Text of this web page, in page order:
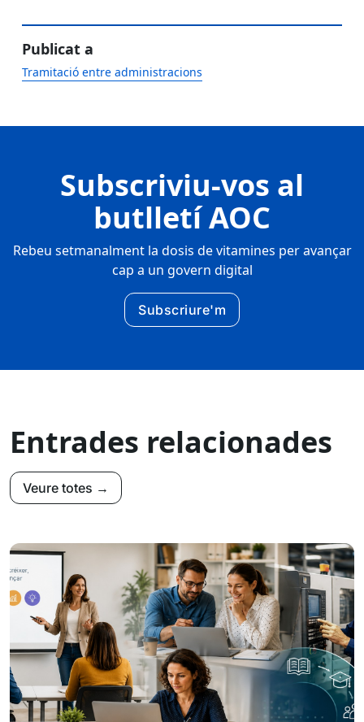
Publicat a
Tramitació entre administracions
Subscriviu-vos al
butlletí AOC
Rebeu setmanalment la dosis de vitamines per avançar
cap a un govern digital
Subscriure'm
Entrades relacionades
Veure totes →